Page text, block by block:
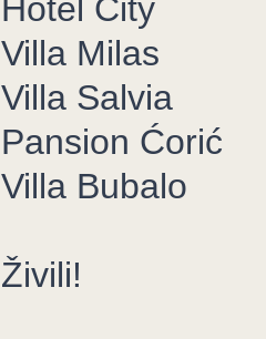
Hotel City
Villa Milas
Villa Salvia
Pansion Ćorić
Villa Bubalo
Živili!